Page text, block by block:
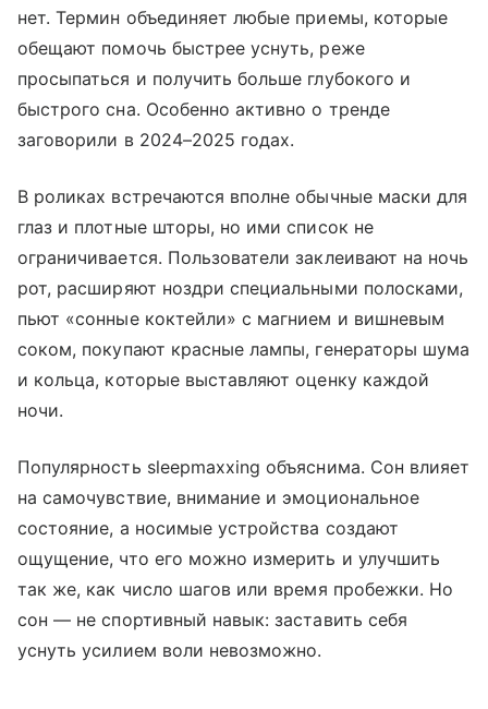
нет. Термин объединяет любые приемы, которые
обещают помочь быстрее уснуть, реже
просыпаться и получить больше глубокого и
быстрого сна. Особенно активно о тренде
заговорили в 2024–2025 годах.
В роликах встречаются вполне обычные маски для
глаз и плотные шторы, но ими список не
ограничивается. Пользователи заклеивают на ночь
рот, расширяют ноздри специальными полосками,
пьют «сонные коктейли» с магнием и вишневым
соком, покупают красные лампы, генераторы шума
и кольца, которые выставляют оценку каждой
ночи.
Популярность sleepmaxxing объяснима. Сон влияет
на самочувствие, внимание и эмоциональное
состояние, а носимые устройства создают
ощущение, что его можно измерить и улучшить
так же, как число шагов или время пробежки. Но
сон — не спортивный навык: заставить себя
уснуть усилием воли невозможно.